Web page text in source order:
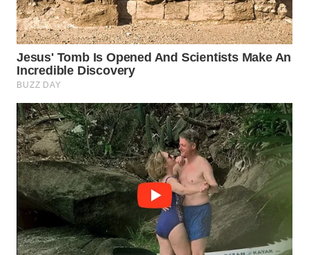
Wahana
Media
Group
WAHANA
NEWS
WAHANA
TANI
WAHANA
ADVOKAT
WAHANA
INFRASTRUKTUR